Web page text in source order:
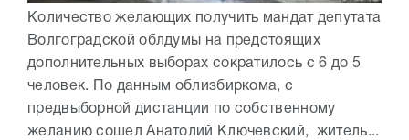
Количество желающих получить мандат депутата
Волгоградской облдумы на предстоящих
дополнительных выборах сократилось с 6 до 5
человек. По данным облизбиркома, с
предвыборной дистанции по собственному
желанию сошел Анатолий Ключевский, житель...